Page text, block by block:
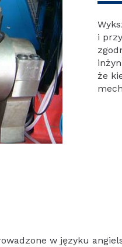
i
że
w języku